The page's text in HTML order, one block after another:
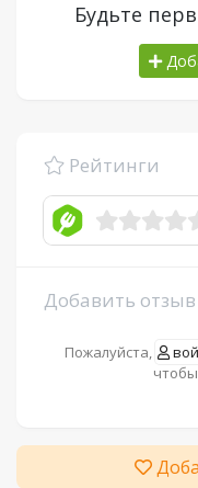
Будьте
Рейтинги
Добавить отзыв
Пожалуйста,